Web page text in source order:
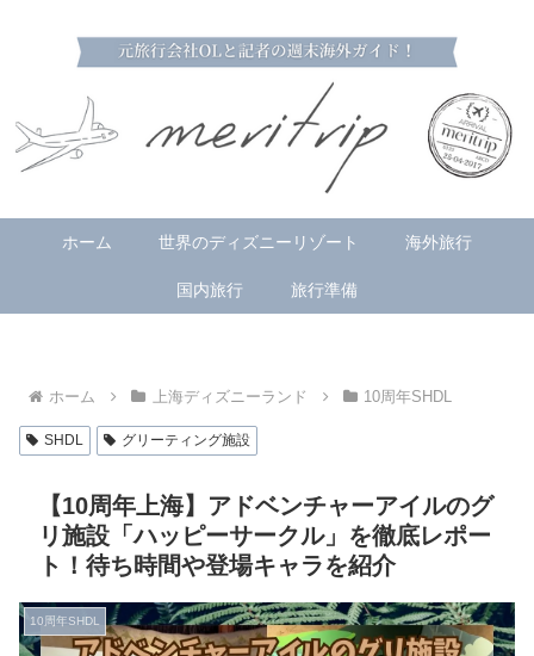
ホーム 世界のディズニーリゾート 海外旅行
国内旅行 旅行準備
ホーム 上海ディズニーランド 10周年SHDL
SHDL グリーティング施設
【10周年上海】アドベンチャーアイルのグ
リ施設「ハッピーサークル」を徹底レポー
ト！待ち時間や登場キャラを紹介
10周年SHDL